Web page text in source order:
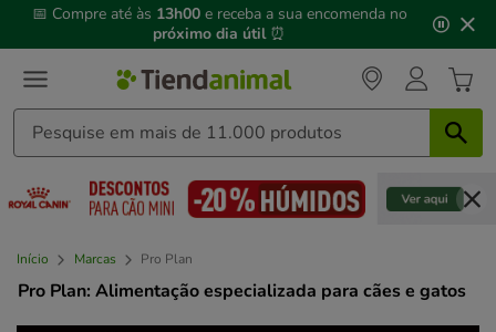
3,
mensagem,
📅 Compre até às 13h00 e receba a sua encomenda no
próximo dia útil ⏰
Início Marcas Pro Plan
Pro Plan: Alimentação especializada para cães e gatos